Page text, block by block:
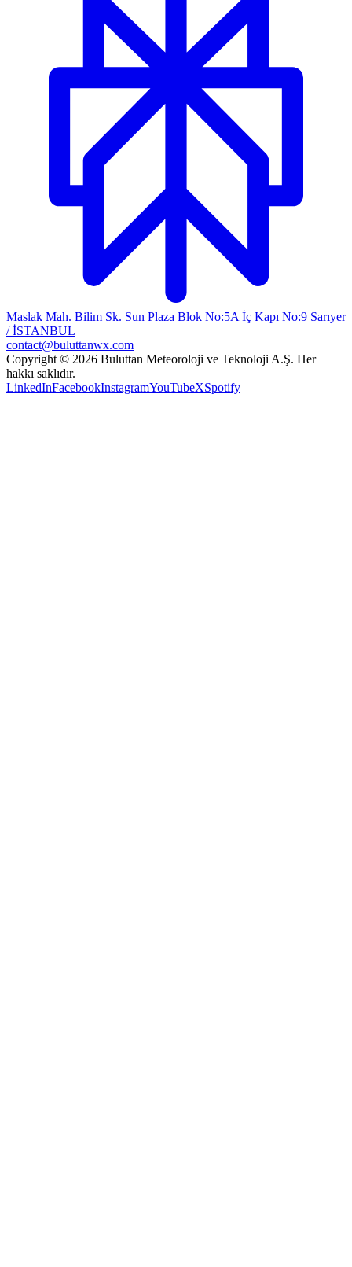
Maslak Mah. Bilim Sk. Sun Plaza Blok No:5A İç Kapı No:9 Sarıyer
/ İSTANBUL
contact@buluttanwx.com
Copyright © 2026 Buluttan Meteoroloji ve Teknoloji A.Ş. Her
hakkı saklıdır.
LinkedInFacebookInstagramYouTubeXSpotify